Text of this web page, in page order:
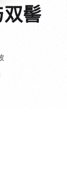
髻